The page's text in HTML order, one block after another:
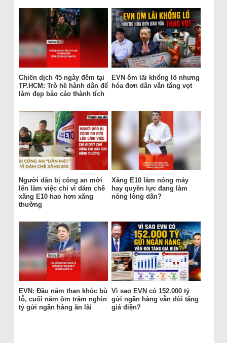
Chiến dịch 45 ngày đêm tại
TP.HCM: Trò hề hành dân để
làm đẹp báo cáo thành tích
EVN ôm lãi khổng lồ nhưng
hóa đơn dân vẫn tăng vọt
Người dân bị công an mời
lên làm việc chỉ vì dám chê
xăng E10 hao hơn xăng
thường
Xăng E10 làm nóng máy
hay quyền lực đang làm
nóng lòng dân?
EVN: Đầu năm than khóc bù
lỗ, cuối năm ôm trăm nghìn
tỷ gửi ngân hàng ăn lãi
Vì sao EVN có 152.000 tỷ
gửi ngân hàng vẫn đòi tăng
giá điện?